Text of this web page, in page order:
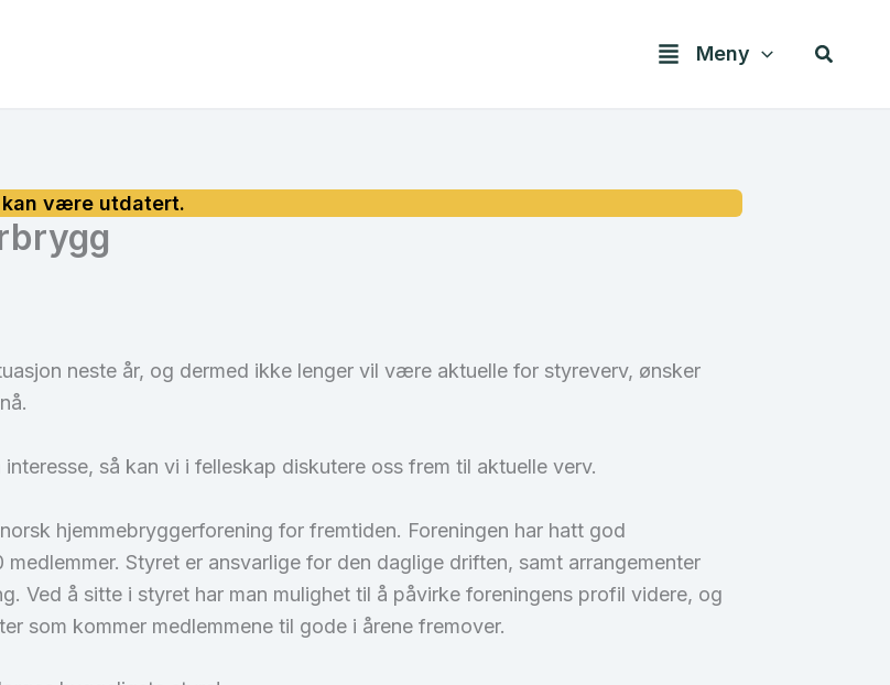
Meny Søk
neste år, og dermed ikke lenger vil være aktuelle for styreverv, ønsker
så kan vi i felleskap diskutere oss frem til aktuelle verv.
hjemmebryggerforening for fremtiden. Foreningen har hatt god
Styret er ansvarlige for den daglige driften, samt arrangementer
Ved å sitte i styret har man mulighet til å påvirke foreningens profil videre, og
som kommer medlemmene til gode i årene fremover.